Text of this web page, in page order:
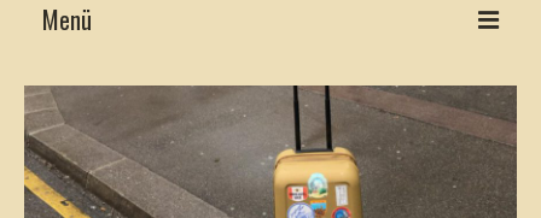
Menü
Interviews on Top
Lecker Urlaub
Star-Rezepte